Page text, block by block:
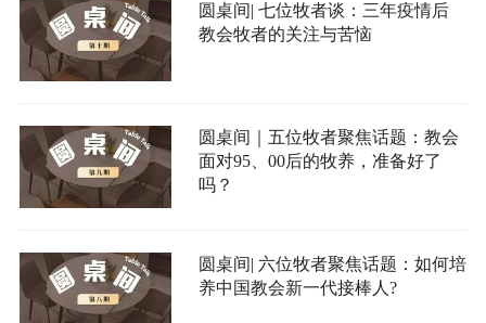
圆桌间| 七位牧者谈：三年疫情后
教会牧者的关注与苦恼
圆桌间｜五位牧者聚焦话题：教会
面对95、00后的牧养，准备好了
吗？
圆桌间| 六位牧者聚焦话题：如何培
养中国教会新一代接棒人?